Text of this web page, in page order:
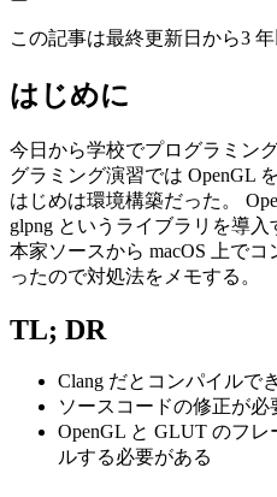
この記事は最終更新日から3
はじめに
今日から学校でプログラミン
グラミング演習では OpenGL
はじめは環境構築だった。
glpng というライブラリを導
本家ソースから macOS 上で
ったので対処法をメモする。
TL; DR
Clang だとコンパイルで
ソースコードの修正が必
OpenGL と GLUT のフ
ルする必要がある